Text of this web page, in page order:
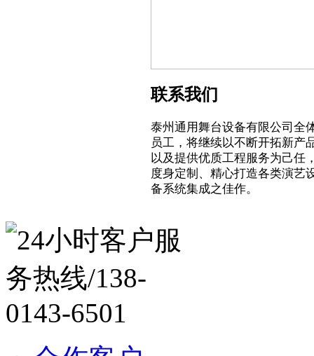
联系我们
泰州通用舞台设备有限公司全
员工，将继续以不断开拓新产
以及提供优质工程服务为己任
度身定制、精心打造各类演艺
备系统集成之佳作。